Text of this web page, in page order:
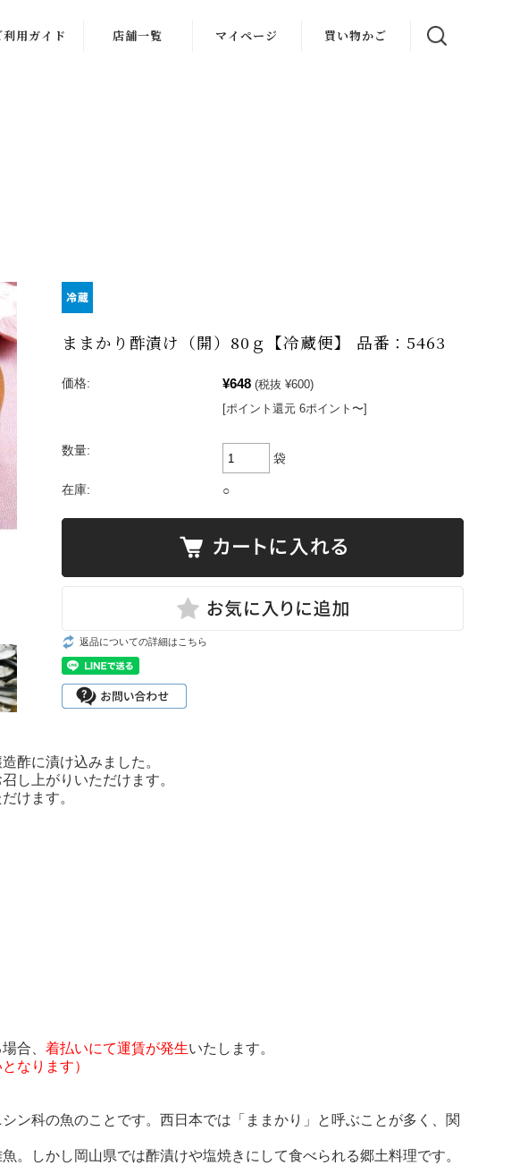
利用ガイド 店舗一覧 マイページ 買い物かご
ままかり酢漬け（開）80ｇ【冷蔵便】 品番：5463
価格: ¥648 (税抜 ¥600)
[ポイント還元 6ポイント〜]
数量:
袋
在庫: ○
返品についての詳細はこちら
酢に漬け込みました。
し上がりいただけます。
けます。
合、 着払いにて運賃が発生いたします。
なります）
ン科の魚のことです。西日本では「ままかり」と呼ぶことが多く、関
。しかし岡山県では酢漬けや塩焼きにして食べられる郷土料理です。